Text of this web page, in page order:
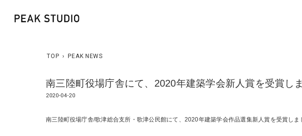
TOP › PEAK NEWS
南三陸町役場庁舎にて、2020年建築学会新人賞を受賞し
2020-04-20
南三陸町役場庁舎/歌津総合支所・歌津公民館にて、2020年建築学会作品選集新人賞を受賞しま